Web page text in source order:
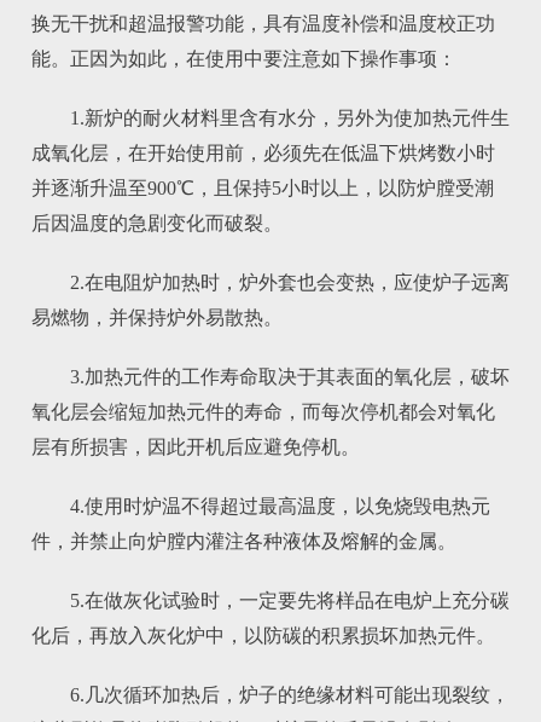
换无干扰和超温报警功能，具有温度补偿和温度校正功
能。正因为如此，在使用中要注意如下操作事项：
1.新炉的耐火材料里含有水分，另外为使加热元件生
成氧化层，在开始使用前，必须先在低温下烘烤数小时
并逐渐升温至900℃，且保持5小时以上，以防炉膛受潮
后因温度的急剧变化而破裂。
2.在电阻炉加热时，炉外套也会变热，应使炉子远离
易燃物，并保持炉外易散热。
3.加热元件的工作寿命取决于其表面的氧化层，破坏
氧化层会缩短加热元件的寿命，而每次停机都会对氧化
层有所损害，因此开机后应避免停机。
4.使用时炉温不得超过最高温度，以免烧毁电热元
件，并禁止向炉膛内灌注各种液体及熔解的金属。
5.在做灰化试验时，一定要先将样品在电炉上充分碳
化后，再放入灰化炉中，以防碳的积累损坏加热元件。
6.几次循环加热后，炉子的绝缘材料可能出现裂纹，